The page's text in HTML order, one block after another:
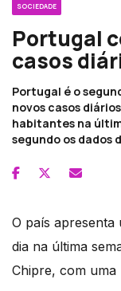
SOCIEDADE
Portugal
casos
Portugal é o
novos casos
habitantes na
segundo os dados
O país apresenta
dia na última
Chipre, com uma